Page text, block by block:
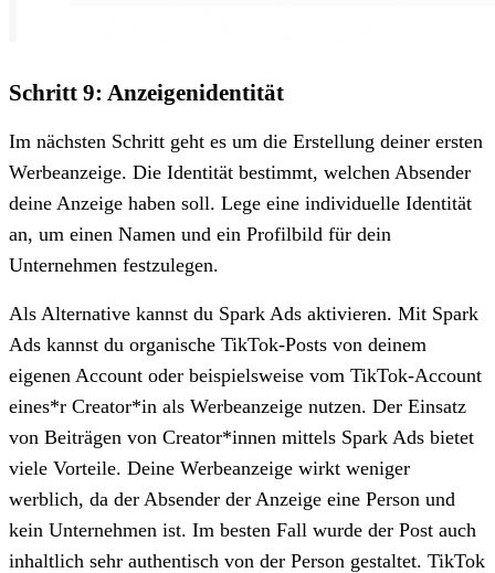
Schritt 9: Anzeigenidentität
Im nächsten Schritt geht es um die Erstellung deiner ersten
Werbeanzeige. Die Identität bestimmt, welchen Absender
deine Anzeige haben soll. Lege eine individuelle Identität
an, um einen Namen und ein Profilbild für dein
Unternehmen festzulegen.
Als Alternative kannst du Spark Ads aktivieren. Mit Spark
Ads kannst du organische TikTok-Posts von deinem
eigenen Account oder beispielsweise vom TikTok-Account
eines*r Creator*in als Werbeanzeige nutzen. Der Einsatz
von Beiträgen von Creator*innen mittels Spark Ads bietet
viele Vorteile. Deine Werbeanzeige wirkt weniger
werblich, da der Absender der Anzeige eine Person und
kein Unternehmen ist. Im besten Fall wurde der Post auch
inhaltlich sehr authentisch von der Person gestaltet. TikTok